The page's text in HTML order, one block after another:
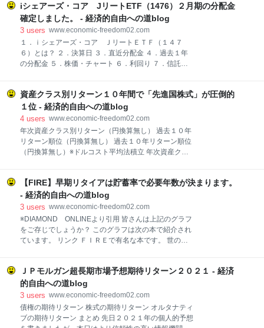
位に選んでいる理由は手数料です。 最近流行のインデ
ックス投資では信託報酬が０．１％以下だとか、販売
手数料は無料だとか手数料に敏感になる人が
ましょう。 といった内容を以前の記事で紹介しまし
た。 www.economic-freedom02.com やはり人間は忘
れる生き物ですね。 あんなに自分にアウトプットが大
事！ これからはインプットしたらアウトプットする！
と決めたのに・・・ 半年もすると何もやっていない生
活に戻っています。 ですので、 「アウトプット」が全
を読み直していました。 自分の解釈以外にも違った解
釈もあるのでYoutubeの要約動画もみました。 すると
著者の精神科医樺沢紫
iシェアーズ・コア JリートETF（1476）２月期の分配金
確定しました。 - 経済的自由への道blog
3 users www.economic-freedom02.com
１．ｉシェアーズ・コア ＪリートＥＴＦ（１４７
６）とは？ ２．決算日 ３．直近分配金 ４．過去１年
の分配金 ５．株価・チャート ６．利回り ７．信託報
『国内ETF3本で毎月分配金ポートフォリオを組んでみ
た』で紹介した「iシェアーズ・コア Jリート
ETF（1476）」の２月期の分配金が確定しましたの
で、分配金情報等を紹介します。 国内ＥＴＦ３本で毎
月分配金ポートフォリオを組んでみた。 - 経済的自由
への道blog １．ｉシェアーズ・コア ＪリートＥＴＦ
ート）の全銘柄を対象とした時価総額加重型の指数、
「東証REIT指数」への連動を目指すETF（上場投資信
託）です。 東証に上場するリートに分
資産クラス別リターン１０年間で「先進国株式」が圧倒的
１位 - 経済的自由への道blog
4 users www.economic-freedom02.com
年次資産クラス別リターン（円換算無し） 過去１０年
リターン順位（円換算無し） 過去１０年リターン順位
（円換算無し）※ドルコスト平均法積立 年次資産クラ
り）※ドルコスト平均法積立 まとめ 年次資産クラス別
リターン（円換算無し） 上表は資産クラス別年次リタ
ーンの表です。 モーニングスター株式会社が算出した
資産クラス別のリターン表で年次、月次で表になって
います。 資産運用を行われている方なら見たことが有
るのではないでしょうか。 公式ページはこちら この表
ターンが良く+２４．４％の上昇でした。 一方コモデ
ィティ・原油が▲２０．５％で一番リターンが悪い
（下落）したことになります。 一般的ににはこの表か
ら毎年
【FIRE】早期リタイアは貯蓄率で必要年数が決まります。
- 経済的自由への道blog
3 users www.economic-freedom02.com
※DIAMOND ONLINEより引用 皆さんは上記のグラフ
をご存じでしょうか？ このグラフは次の本で紹介され
ています。 リンク ＦＩＲＥで有名な本です。 世の中
このグラフの見方と重要なポイントを紹介します。 グ
ラフの見方 ・横軸は貯蓄率 ・縦軸はリタイアまでに必
要な年数 ・曲線は投資リターン 重要なポイント ま
ず、このグラフには「収入額」は出てきません。 つま
りリタイアまでに必要な年数は「収入」ではなく「貯
蓄率」が関係するという事です。 収入が高くて支出も
ＪＰモルガン超長期市場予想期待リターン２０２１ - 経済
的自由への道blog
3 users www.economic-freedom02.com
債権の期待リターン 株式の期待リターン オルタナティ
ブの期待リターン まとめ 先日２０２１年の個人的予想